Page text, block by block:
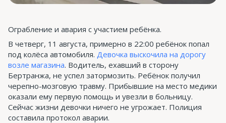
Ограбление и авария с участием ребёнка.
В четверг, 11 августа, примерно в 22:00 ребёнок попал
под колёса автомобиля. Девочка выскочила на дорогу
возле магазина. Водитель, ехавший в сторону
Бертранжа, не успел затормозить. Ребёнок получил
черепно-мозговую травму. Прибывшие на место медики
оказали ему первую помощь и увезли в больницу.
Сейчас жизни девочки ничего не угрожает. Полиция
составила протокол аварии.